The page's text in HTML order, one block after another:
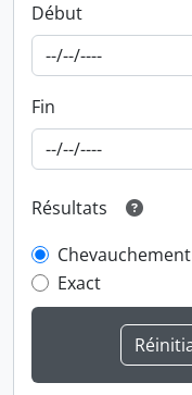
Début
Fin
Résultats
Chevauchement
Exact